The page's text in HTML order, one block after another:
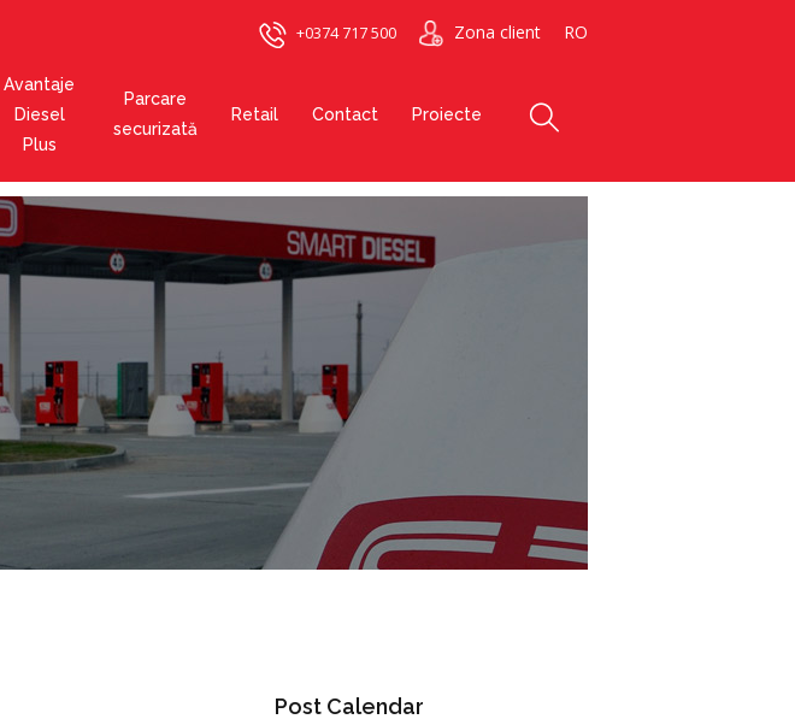
+0374 717 500 Zona client RO
Avantaje
Diesel
Plus
Parcare
securizată
Retail Contact Proiecte
Post Calendar